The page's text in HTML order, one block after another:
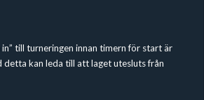
in” till turneringen innan timern för start är
detta kan leda till att laget utesluts från